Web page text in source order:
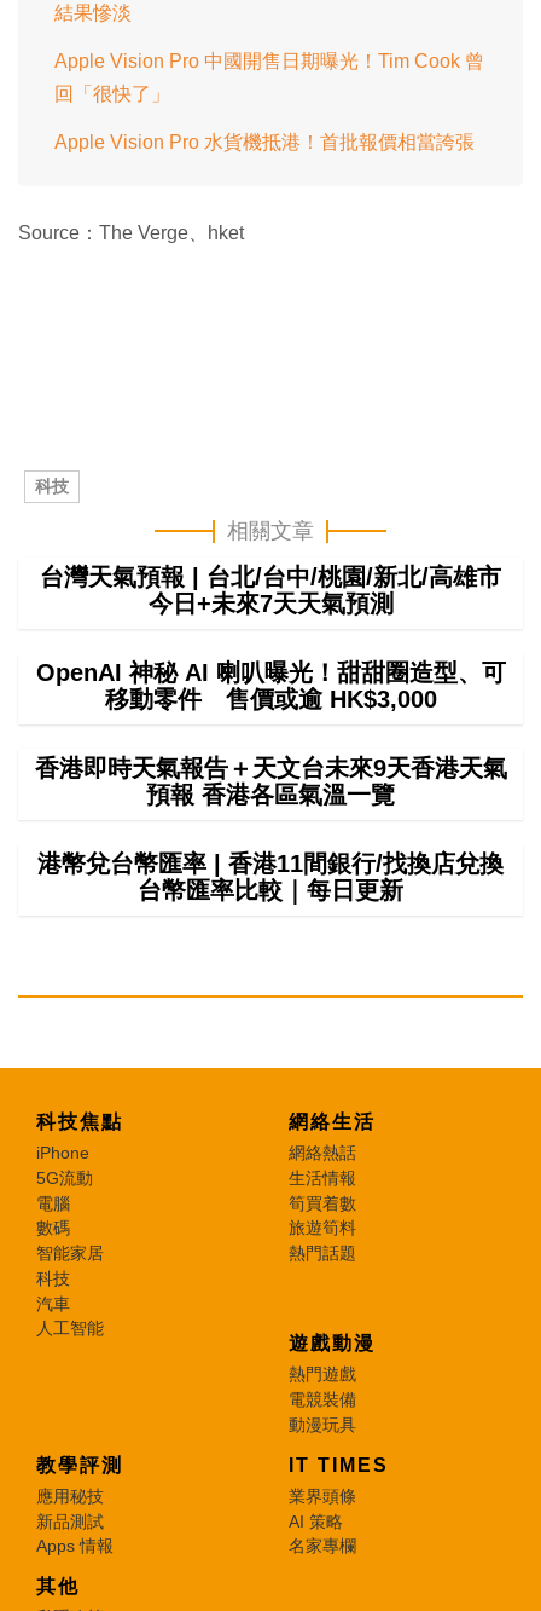
結果慘淡
Apple Vision Pro 中國開售日期曝光！Tim Cook 曾
回「很快了」
Apple Vision Pro 水貨機抵港！首批報價相當誇張
Source：The Verge、hket
科技
相關文章
台灣天氣預報 | 台北/台中/桃園/新北/高雄市
今日+未來7天天氣預測
OpenAI 神秘 AI 喇叭曝光！甜甜圈造型、可
移動零件 售價或逾 HK$3,000
香港即時天氣報告＋天文台未來9天香港天氣
預報 香港各區氣溫一覽
港幣兌台幣匯率 | 香港11間銀行/找換店兌換
台幣匯率比較｜每日更新
科技焦點
iPhone
5G流動
電腦
數碼
智能家居
科技
汽車
人工智能
網絡生活
網絡熱話
生活情報
筍買着數
旅遊筍料
熱門話題
遊戲動漫
熱門遊戲
電競裝備
動漫玩具
教學評測
應用秘技
新品測試
Apps 情報
IT TIMES
業界頭條
AI 策略
名家專欄
其他